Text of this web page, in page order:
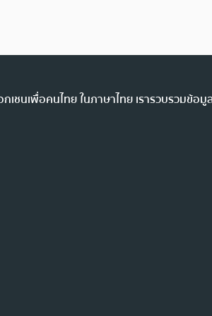
ชนเพื่อคนไทย ในภาษาไทย เรารวบรวมข้